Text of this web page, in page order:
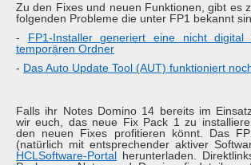
Zu den Fixes und neuen Funktionen, gibt es
folgenden Probleme die unter FP1 bekannt
- FP1-Installer generiert eine nicht
temporären Ordner
- Das Auto Update Tool (AUT) funktioniert
Falls ihr Notes Domino 14 bereits im
wir euch, das neue Fix Pack 1 zu
den neuen Fixes profitieren könnt. Das
(natürlich mit entsprechender aktiver
HCLSoftware-Portal herunterladen.